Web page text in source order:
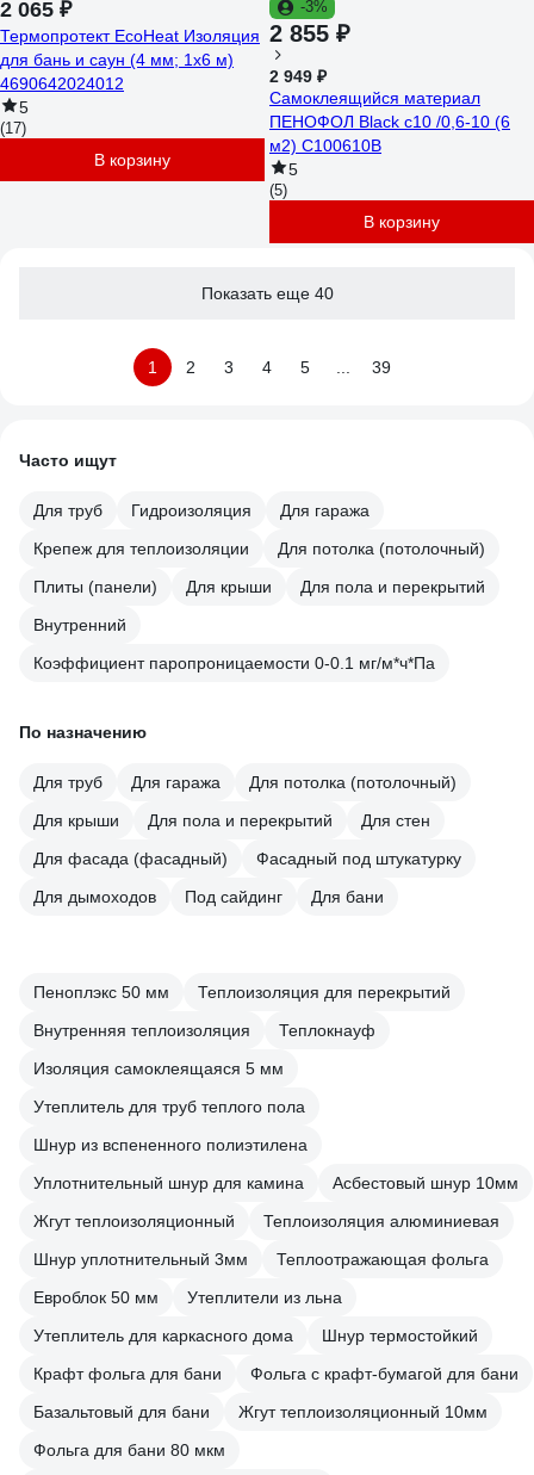
2 065 ₽
Термопротект EcoHeat Изоляция
для бань и саун (4 мм; 1x6 м)
4690642024012
5
(17)
В корзину
-3%
2 855 ₽
2 949 ₽
Самоклеящийся материал
ПЕНОФОЛ Black с10 /0,6-10 (6
м2) С100610В
5
(5)
В корзину
Показать еще 40
1 2 3 4 5 39
Часто ищут
Для труб Гидроизоляция
Для гаража
Крепеж для теплоизоляции
Для потолка (потолочный)
Плиты (панели)
Для крыши
Для пола и перекрытий
Внутренний
Коэффициент паропроницаемости 0-0.1 мг/м*ч*Па
По назначению
Для труб Для гаража
Для потолка (потолочный)
Для крыши
Для пола и перекрытий
Для стен
Для фасада (фасадный)
Фасадный под штукатурку
Для дымоходов
Под сайдинг Для бани
Пеноплэкс 50 мм
Теплоизоляция для перекрытий
Внутренняя теплоизоляция
Теплокнауф
Изоляция самоклеящаяся 5 мм
Утеплитель для труб теплого пола
Шнур из вспененного полиэтилена
Уплотнительный шнур для камина
Асбестовый шнур 10мм
Жгут теплоизоляционный
Теплоизоляция алюминиевая
Шнур уплотнительный 3мм
Теплоотражающая фольга
Евроблок 50 мм
Утеплители из льна
Утеплитель для каркасного дома
Шнур термостойкий
Крафт фольга для бани
Фольга с крафт-бумагой для бани
Базальтовый для бани
Жгут теплоизоляционный 10мм
Фольга для бани 80 мкм